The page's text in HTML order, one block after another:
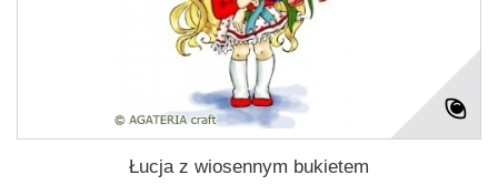
Łucja z wiosennym bukietem